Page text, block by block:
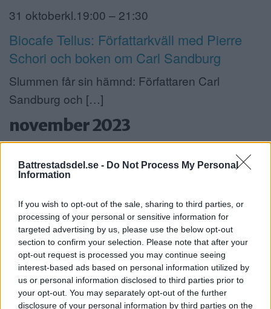
Battrestadsdel.se - Do Not Process My Personal
Information
If you wish to opt-out of the sale, sharing to third parties, or
processing of your personal or sensitive information for
targeted advertising by us, please use the below opt-out
section to confirm your selection. Please note that after your
opt-out request is processed you may continue seeing
interest-based ads based on personal information utilized by
us or personal information disclosed to third parties prior to
your opt-out. You may separately opt-out of the further
disclosure of your personal information by third parties on the
31 oktoberkl.19:00 – 21:30
Biocafe Tellus: Författarkväll med Pierre
Schori och boken om Carl Sandburg
Slummen får sin hämnd: Författaren Carl
Sandburg och […]
november 2023
TOR2
Stockholms stad: Kurs: Min hälsa
Välkommen till en kurs på sju tillfällen där […]
TOR2